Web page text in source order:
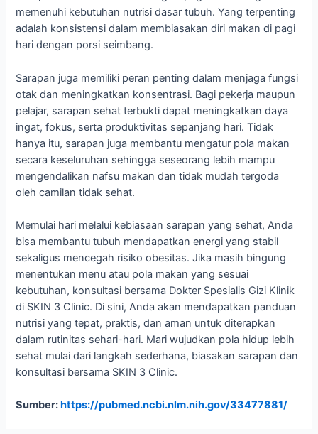
memenuhi kebutuhan nutrisi dasar tubuh. Yang terpenting
adalah konsistensi dalam membiasakan diri makan di pagi
hari dengan porsi seimbang.
Sarapan juga memiliki peran penting dalam menjaga fungsi
otak dan meningkatkan konsentrasi. Bagi pekerja maupun
pelajar, sarapan sehat terbukti dapat meningkatkan daya
ingat, fokus, serta produktivitas sepanjang hari. Tidak
hanya itu, sarapan juga membantu mengatur pola makan
secara keseluruhan sehingga seseorang lebih mampu
mengendalikan nafsu makan dan tidak mudah tergoda
oleh camilan tidak sehat.
Memulai hari melalui kebiasaan sarapan yang sehat, Anda
bisa membantu tubuh mendapatkan energi yang stabil
sekaligus mencegah risiko obesitas. Jika masih bingung
menentukan menu atau pola makan yang sesuai
kebutuhan, konsultasi bersama Dokter Spesialis Gizi Klinik
di SKIN 3 Clinic. Di sini, Anda akan mendapatkan panduan
nutrisi yang tepat, praktis, dan aman untuk diterapkan
dalam rutinitas sehari-hari. Mari wujudkan pola hidup lebih
sehat mulai dari langkah sederhana, biasakan sarapan dan
konsultasi bersama SKIN 3 Clinic.
Sumber: https://pubmed.ncbi.nlm.nih.gov/33477881/